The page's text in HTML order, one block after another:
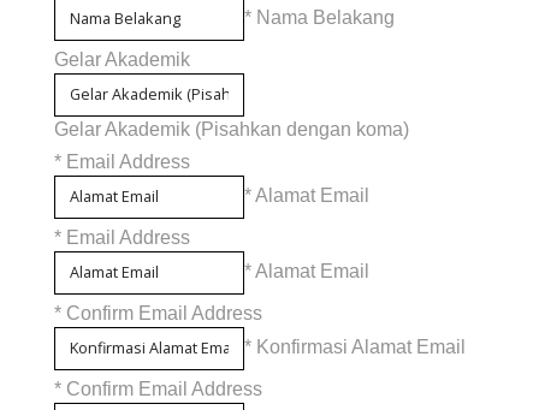
* Nama Belakang
Gelar Akademik
Gelar Akademik (Pisahkan dengan koma)
* Email Address
* Alamat Email
* Email Address
* Alamat Email
* Confirm Email Address
* Konfirmasi Alamat Email
* Confirm Email Address